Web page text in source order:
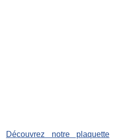
Découvrez notre plaquette